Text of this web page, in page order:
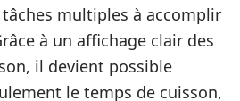
multiples à accomplir
à un affichage clair des
il devient possible
le temps de cuisson,